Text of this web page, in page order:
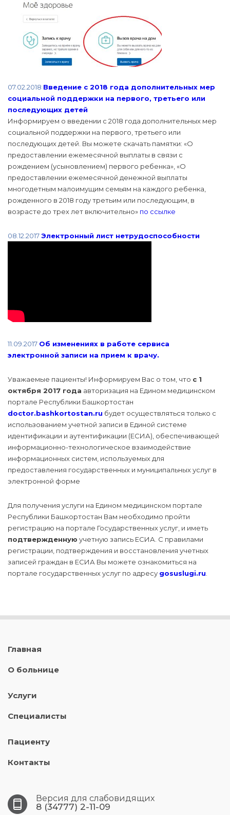
07.02.2018 Введение с 2018 года дополнительных мер
социальной поддержки на первого, третьего или
последующих детей
Информируем о введении с 2018 года дополнительных мер
социальной поддержки на первого, третьего или
последующих детей. Вы можете скачать памятки: «О
предоставлении ежемесячной выплаты в связи с
рождением (усыновлением) первого ребенка», «О
предоставлении ежемесячной денежной выплаты
многодетным малоимущим семьям на каждого ребенка,
рожденного в 2018 году третьим или последующим, в
возрасте до трех лет включительно» по ссылке
08.12.2017Электронный лист нетрудоспособности
11.09.2017 Об изменениях в работе сервиса
электронной записи на прием к врачу.
Уважаемые пациенты! Информируем Вас о том, что с 1
октября 2017 года авторизация на Едином медицинском
портале Республики Башкортостан
doctor.bashkortostan.ru будет осуществляться только с
использованием учетной записи в Единой системе
идентификации и аутентификации (ЕСИА), обеспечивающей
информационно-технологическое взаимодействие
информационных систем, используемых для
предоставления государственных и муниципальных услуг в
электронной форме
Для получения услуги на Едином медицинском портале
Республики Башкортостан Вам необходимо пройти
регистрацию на портале Государственных услуг, и иметь
подтвержденную учетную запись ЕСИА. С правилами
регистрации, подтверждения и восстановления учетных
записей граждан в ЕСИА Вы можете ознакомиться на
портале государственных услуг по адресу gosuslugi.ru.
Главная
О больнице
Услуги
Специалисты
Пациенту
Контакты
Версия для слабовидящих
8 (34777) 2-11-09